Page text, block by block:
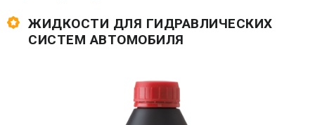
ЖИДКОСТИ ДЛЯ ГИДРАВЛИЧЕСКИХ
СИСТЕМ АВТОМОБИЛЯ